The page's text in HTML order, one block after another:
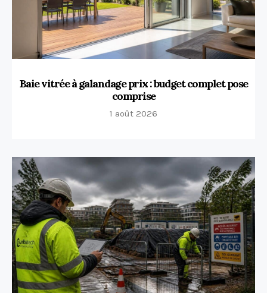
Baie vitrée à galandage prix : budget complet pose
comprise
1 août 2026